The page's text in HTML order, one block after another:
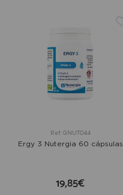
Ref: GNUT044
Ergy 3 Nutergia 60 cápsulas
19,85€